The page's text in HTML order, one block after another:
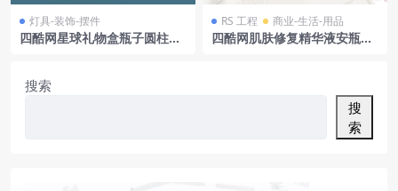
灯具-装饰-摆件
四酷网星球礼物盒瓶子圆柱形
RS 工程 商业-生活-用品
四酷网肌肤修复精华液安瓶及
搜索
搜
索